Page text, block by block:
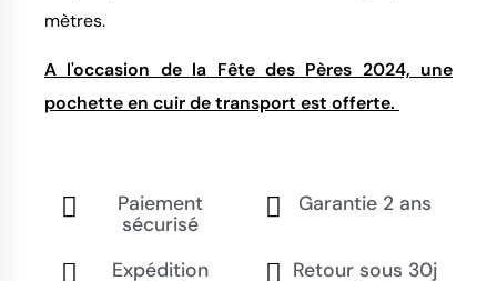
mètres.
A l'occasion de la Fête des Pères 2024, une
pochette en cuir de transport est offerte.
Paiement
sécurisé
Garantie 2 ans
Expédition
Retour sous 30j